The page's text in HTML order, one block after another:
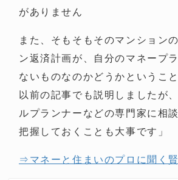
がありません
また、そもそもそのマンション
ン返済計画が、自分のマネープ
ないものなのかどうかというこ
以前の記事でも説明しましたが
ルプランナーなどの専門家に相
把握しておくことも大事です」
⇒マネーと住まいのプロに聞く賢